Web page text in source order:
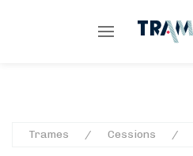
Trames Cessions